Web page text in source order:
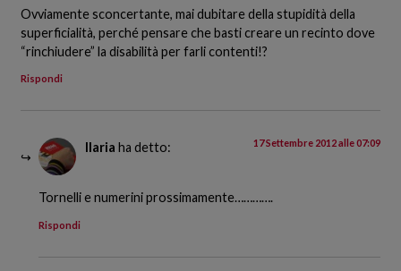
Ovviamente sconcertante, mai dubitare della stupidità della
superficialità, perché pensare che basti creare un recinto dove
“rinchiudere” la disabilità per farli contenti!?
Rispondi
Ilaria ha detto: 17 Settembre 2012 alle 07:09
Tornelli e numerini prossimamente………….
Rispondi